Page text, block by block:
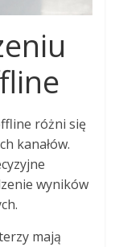
różni się
kanałów.
wyników
mają